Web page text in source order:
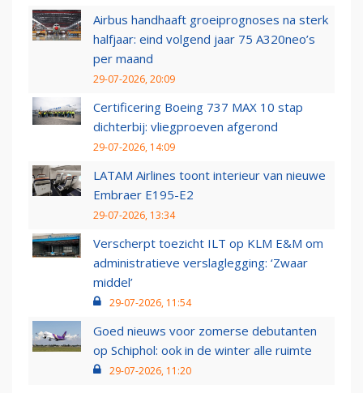
Airbus handhaaft groeiprognoses na sterk
halfjaar: eind volgend jaar 75 A320neo’s
per maand
29-07-2026, 20:09
Certificering Boeing 737 MAX 10 stap
dichterbij: vliegproeven afgerond
29-07-2026, 14:09
LATAM Airlines toont interieur van nieuwe
Embraer E195-E2
29-07-2026, 13:34
Verscherpt toezicht ILT op KLM E&M om
administratieve verslaglegging: ‘Zwaar
middel’
29-07-2026, 11:54
Goed nieuws voor zomerse debutanten
op Schiphol: ook in de winter alle ruimte
29-07-2026, 11:20